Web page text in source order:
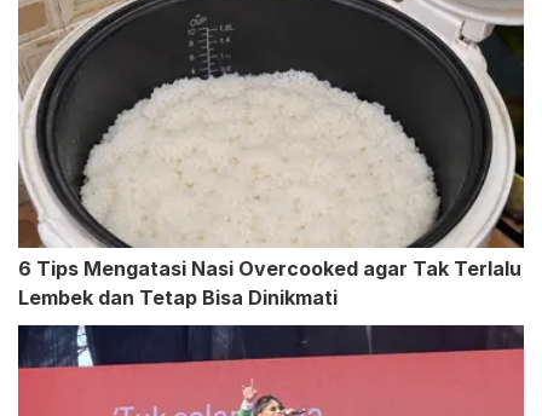
6 Tips Mengatasi Nasi Overcooked agar Tak Terlalu
Lembek dan Tetap Bisa Dinikmati